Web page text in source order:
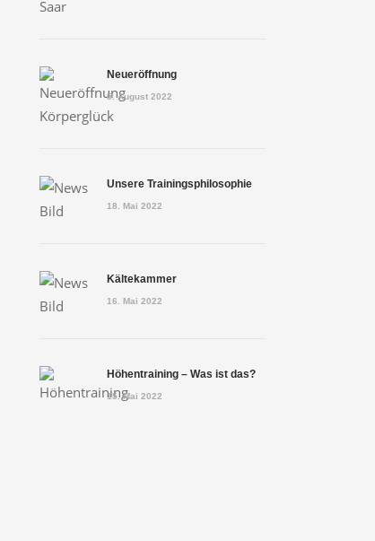
Neueröffnung
5. August 2022
Unsere Trainingsphilosophie
18. Mai 2022
Kältekammer
16. Mai 2022
Höhentraining – Was ist das?
15. Mai 2022